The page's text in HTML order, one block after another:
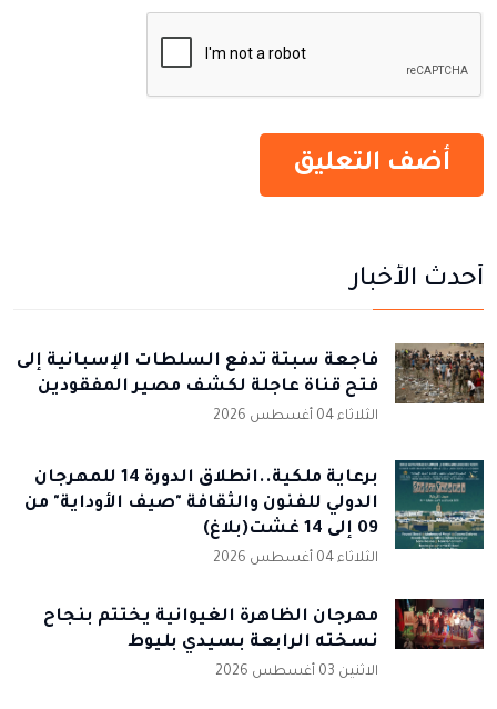
أحدث الأخبار
فاجعة سبتة تدفع السلطات الإسبانية إلى
فتح قناة عاجلة لكشف مصير المفقودين
الثلاثاء 04 أغسطس 2026
برعاية ملكية..انطلاق الدورة 14 للمهرجان
الدولي للفنون والثقافة "صيف الأوداية" من
09 إلى 14 غشت(بلاغ)
الثلاثاء 04 أغسطس 2026
مهرجان الظاهرة الغيوانية يختتم بنجاح
نسخته الرابعة بسيدي بليوط
الاثنين 03 أغسطس 2026